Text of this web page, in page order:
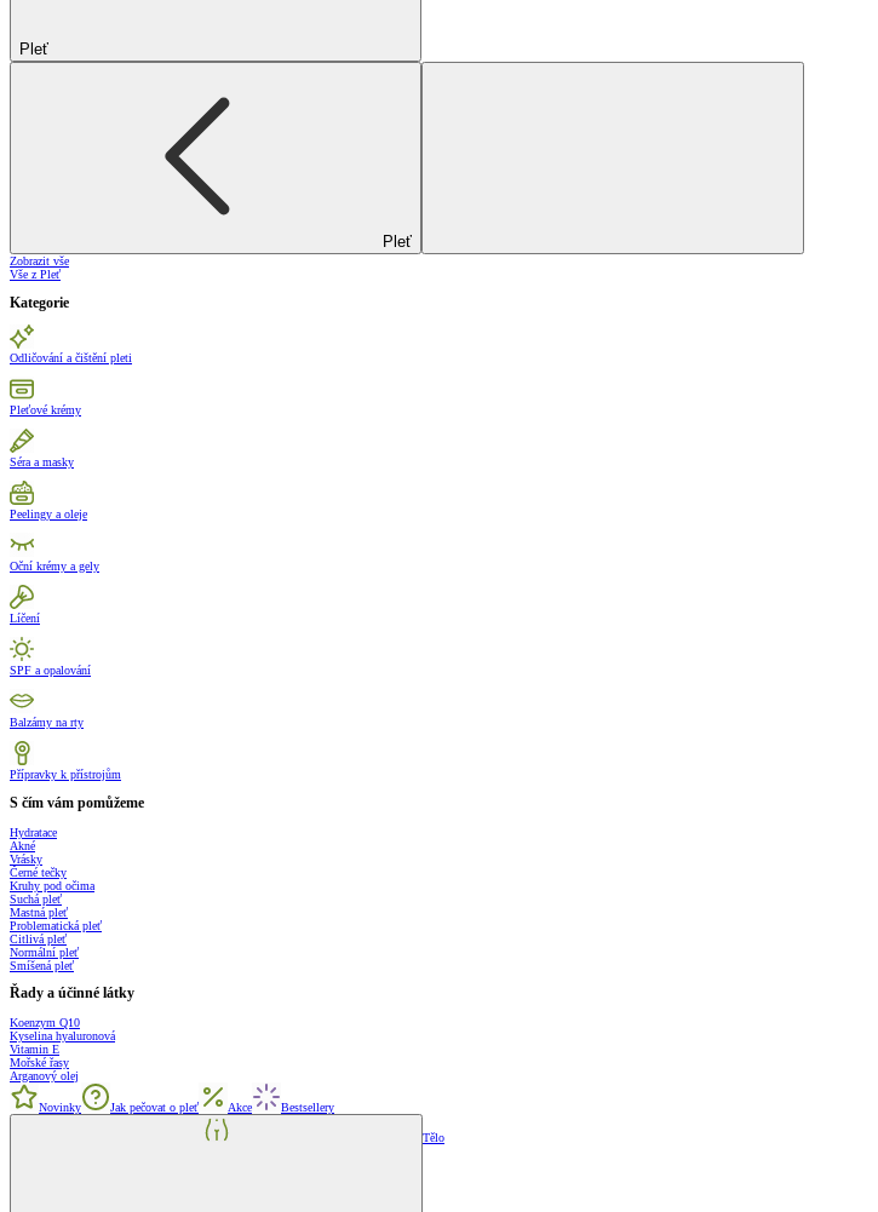
Pleť
Pleť
Zobrazit vše
Vše z Pleť
Kategorie
Odličování a čištění pleti
Pleťové krémy
Séra a masky
Peelingy a oleje
Oční krémy a gely
Líčení
SPF a opalování
Balzámy na rty
Přípravky k přístrojům
S čím vám pomůžeme
Hydratace
Akné
Vrásky
Černé tečky
Kruhy pod očima
Suchá pleť
Mastná pleť
Problematická pleť
Citlivá pleť
Normální pleť
Smíšená pleť
Řady a účinné látky
Koenzym Q10
Kyselina hyaluronová
Vitamin E
Mořské řasy
Arganový olej
Novinky Jak pečovat o pleť Akce Bestsellery
Tělo